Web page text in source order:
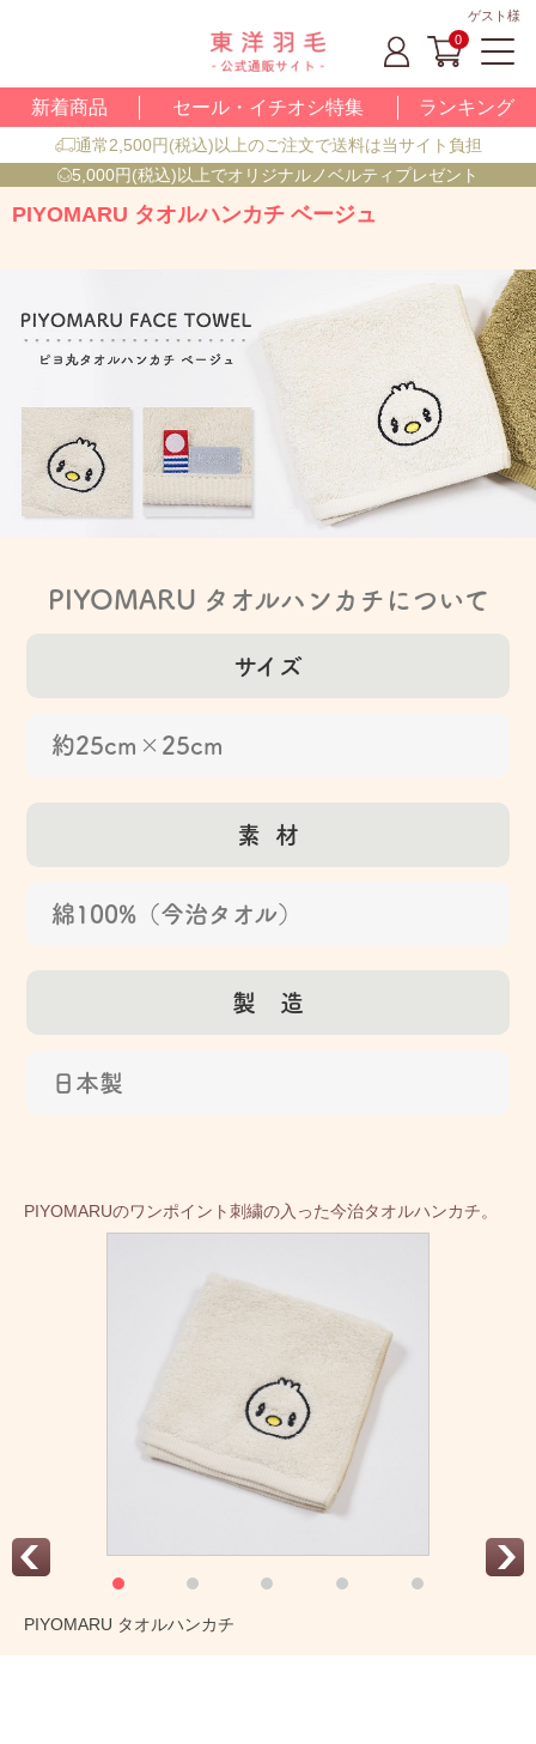
ゲスト様
0
新着商品 セール・イチオシ特集 ランキング
通常2,500円(税込)以上のご注文で送料は当サイト負担
5,000円(税込)以上でオリジナルノベルティプレゼント
PIYOMARU タオルハンカチ ベージュ
PIYOMARU タオルハンカチについて
サイズ
約25cm×25cm
素 材
綿100%（今治タオル）
製 造
日本製
PIYOMARUのワンポイント刺繍の入った今治タオルハンカチ。
PIYOMARU タオルハンカチ